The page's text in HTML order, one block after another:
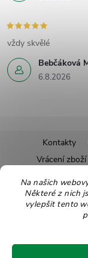
Na našich
Některé z nich
vylepšit tento
Bebčáková
6.8.2026
vždy skvělé
á
Kontakty
Vrácení
Pravidla
Pro nové
Copyright 2026